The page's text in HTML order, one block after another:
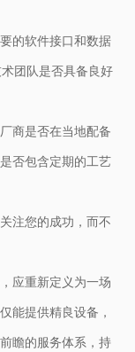
的软件接口和数据
团队是否具备良好
商是否在当地配备
否包含定期的工艺
注您的成功，而不
应重新定义为一场
能提供精良设备，
瞻的服务体系，持